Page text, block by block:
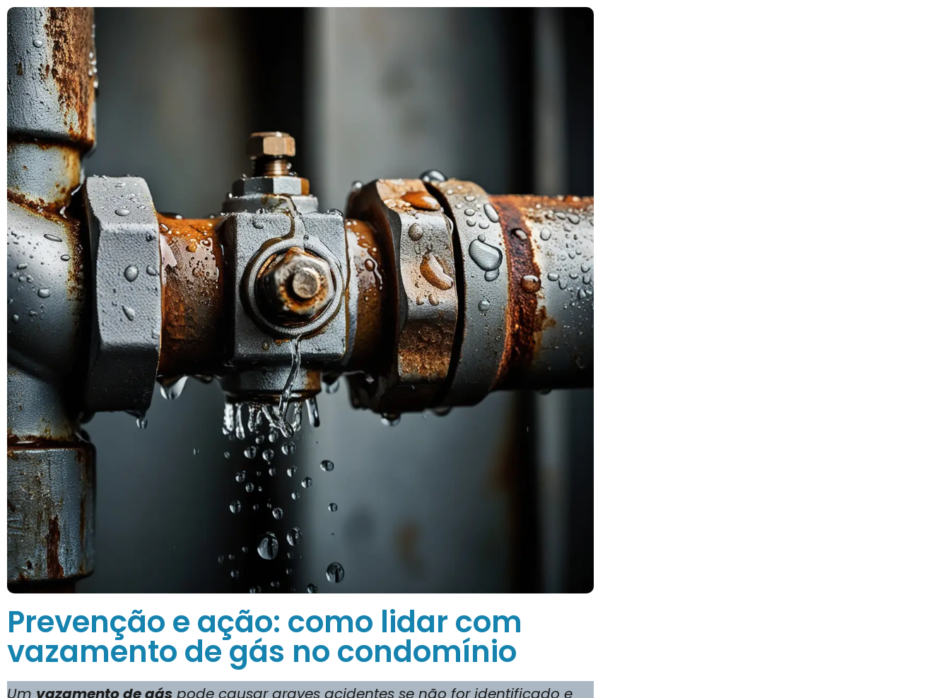
Prevenção e ação: como lidar com
vazamento de gás no condomínio
Um vazamento de gás pode causar graves acidentes se não for identificado e